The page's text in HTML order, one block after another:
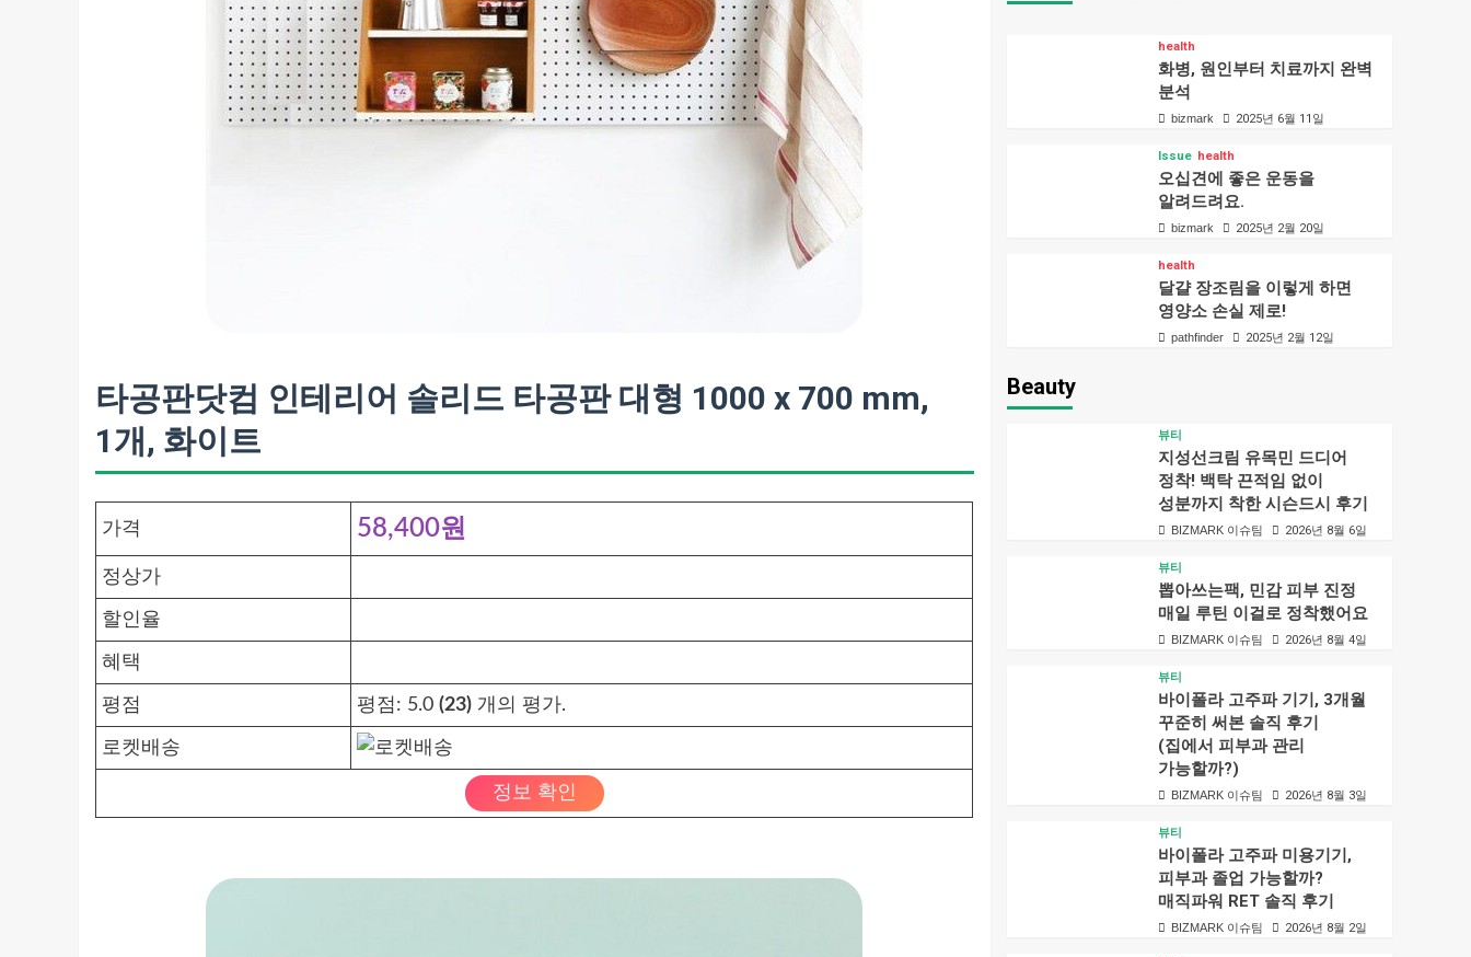
타공판닷컴 인테리어 솔리드 타공판 대형 1000 x 700 mm,
1개, 화이트
가격 58,400원
정상가
할인율
혜택
평점 평점: 5.0 (23) 개의 평가.
로켓배송
정보 확인
health
화병, 원인부터 치료까지 완벽
분석
bizmark 2025년 6월 11일
Issue health
오십견에 좋은 운동을
알려드려요.
bizmark 2025년 2월 20일
health
달걀 장조림을 이렇게 하면
영양소 손실 제로!
pathfinder 2025년 2월 12일
Beauty
뷰티
지성선크림 유목민 드디어
정착! 백탁 끈적임 없이
성분까지 착한 시슨드시 후기
BIZMARK 이슈팀 2026년 8월 6일
뷰티
뽑아쓰는팩, 민감 피부 진정
매일 루틴 이걸로 정착했어요
BIZMARK 이슈팀 2026년 8월 4일
뷰티
바이폴라 고주파 기기, 3개월
꾸준히 써본 솔직 후기
(집에서 피부과 관리
가능할까?)
BIZMARK 이슈팀 2026년 8월 3일
뷰티
바이폴라 고주파 미용기기,
피부과 졸업 가능할까?
매직파워 RET 솔직 후기
BIZMARK 이슈팀 2026년 8월 2일